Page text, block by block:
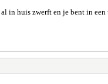
in huis zwerft en je bent in